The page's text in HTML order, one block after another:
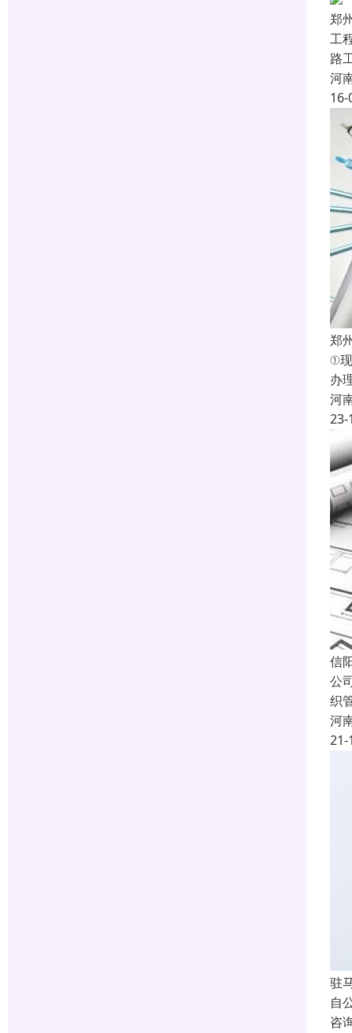
郑
工
路
河
16-
郑
①
办
河
23-
信
公
织
河
21-
驻
自
咨